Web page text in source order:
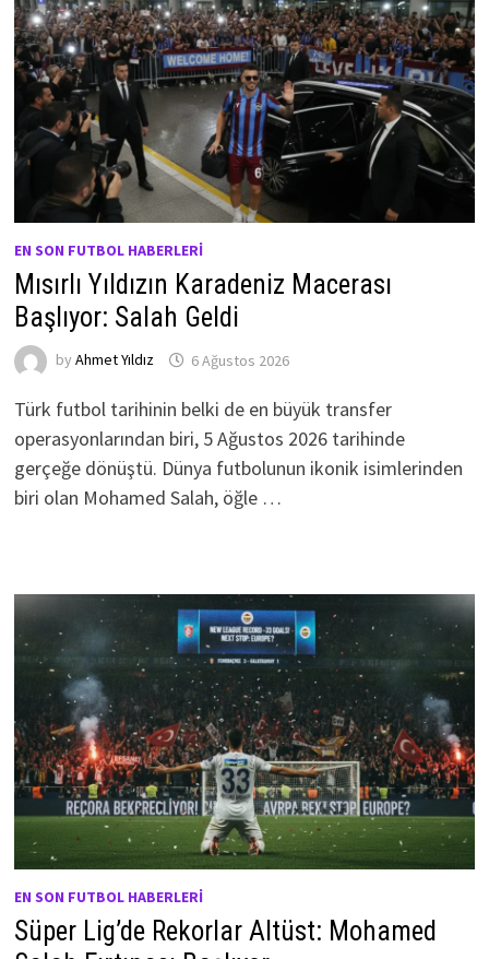
EN SON FUTBOL HABERLERI
Mısırlı Yıldızın Karadeniz Macerası
Başlıyor: Salah Geldi
by Ahmet Yıldız 6 Ağustos 2026
Türk futbol tarihinin belki de en büyük transfer
operasyonlarından biri, 5 Ağustos 2026 tarihinde
gerçeğe dönüştü. Dünya futbolunun ikonik isimlerinden
biri olan Mohamed Salah, öğle …
EN SON FUTBOL HABERLERI
Süper Lig’de Rekorlar Altüst: Mohamed